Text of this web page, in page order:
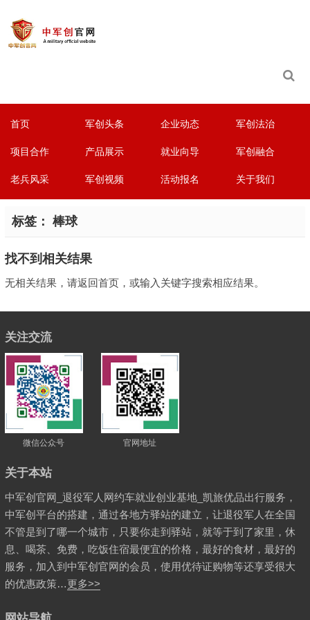
首页 军创头条 企业动态 军创法治
项目合作 产品展示 就业向导 军创融合
老兵风采 军创视频 活动报名 关于我们
标签： 棒球
找不到相关结果
无相关结果，请返回首页，或输入关键字搜索相应结果。
关注交流
微信公众号 官网地址
关于本站
中军创官网_退役军人网约车就业创业基地_凯旅优品出行服务，
中军创平台的搭建，通过各地方驿站的建立，让退役军人在全国
不管是到了哪一个城市，只要你走到驿站，就等于到了家里，休
息、喝茶、免费，吃饭住宿最便宜的价格，最好的食材，最好的
服务，加入到中军创官网的会员，使用优待证购物等还享受很大
的优惠政策…更多>>